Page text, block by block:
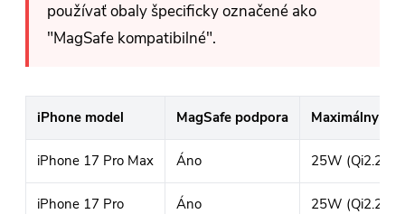
používať obaly špecificky označené ako
"MagSafe kompatibilné".
iPhone model MagSafe podpora Maximálny
iPhone 17 Pro Max Áno 25W (Qi2.2)
iPhone 17 Pro Áno 25W (Qi2.2)